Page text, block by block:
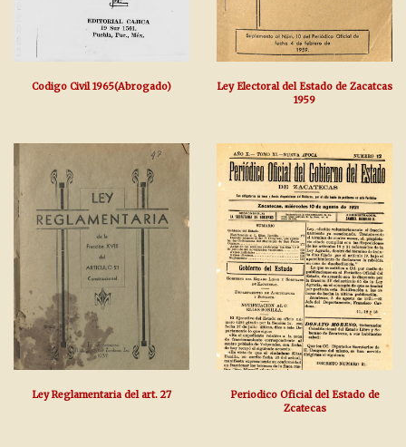
Codigo Civil 1965(Abrogado)
Ley Electoral del Estado de Zacatcas
1959
Ley Reglamentaria del art. 27
Periodico Oficial del Estado de
Zcatecas